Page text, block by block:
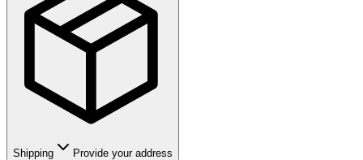
Shipping Provide your address